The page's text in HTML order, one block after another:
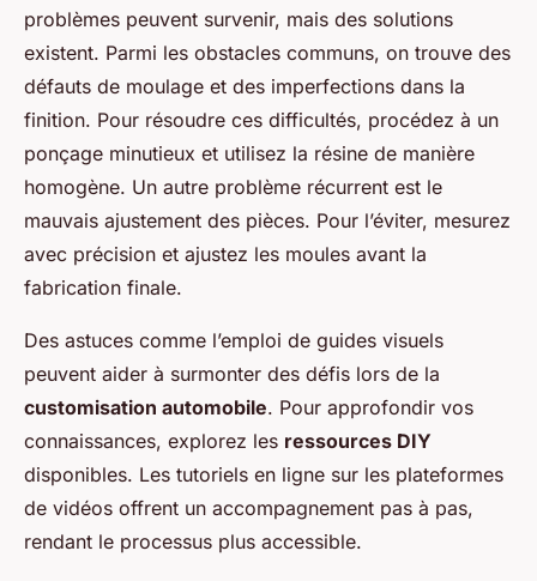
problèmes peuvent survenir, mais des solutions
existent. Parmi les obstacles communs, on trouve des
défauts de moulage et des imperfections dans la
finition. Pour résoudre ces difficultés, procédez à un
ponçage minutieux et utilisez la résine de manière
homogène. Un autre problème récurrent est le
mauvais ajustement des pièces. Pour l’éviter, mesurez
avec précision et ajustez les moules avant la
fabrication finale.
Des astuces comme l’emploi de guides visuels
peuvent aider à surmonter des défis lors de la
customisation automobile. Pour approfondir vos
connaissances, explorez les ressources DIY
disponibles. Les tutoriels en ligne sur les plateformes
de vidéos offrent un accompagnement pas à pas,
rendant le processus plus accessible.